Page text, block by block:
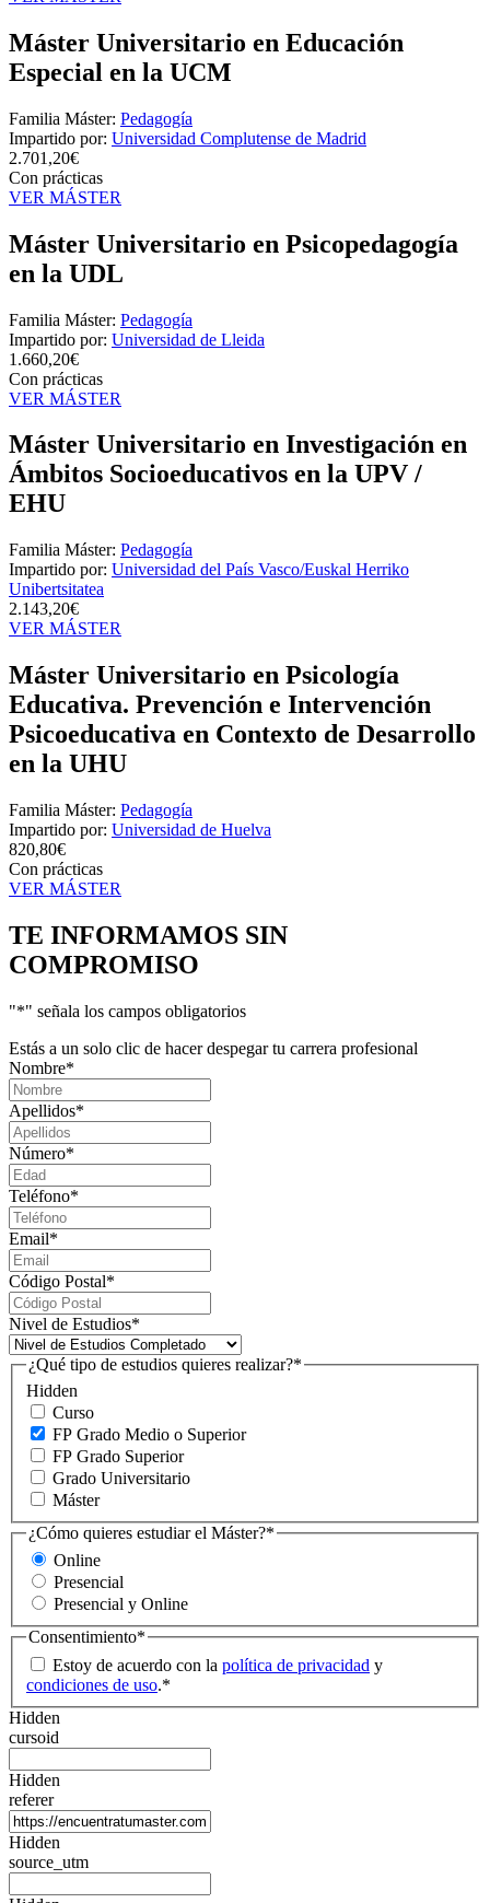
Máster Universitario en Educación
Especial en la UCM
Familia Máster: Pedagogía
Impartido por: Universidad Complutense de Madrid
2.701,20€
Con prácticas
VER MÁSTER
Máster Universitario en Psicopedagogía
en la UDL
Familia Máster: Pedagogía
Impartido por: Universidad de Lleida
1.660,20€
Con prácticas
VER MÁSTER
Máster Universitario en Investigación en
Ámbitos Socioeducativos en la UPV /
EHU
Familia Máster: Pedagogía
Impartido por: Universidad del País Vasco/Euskal Herriko
Unibertsitatea
2.143,20€
VER MÁSTER
Máster Universitario en Psicología
Educativa. Prevención e Intervención
Psicoeducativa en Contexto de Desarrollo
en la UHU
Familia Máster: Pedagogía
Impartido por: Universidad de Huelva
820,80€
Con prácticas
VER MÁSTER
TE INFORMAMOS SIN
COMPROMISO
"*" señala los campos obligatorios
Estás a un solo clic de hacer despegar tu carrera profesional
Nombre*
Apellidos*
Número*
Teléfono*
Email*
Código Postal*
Nivel de Estudios*
Hidden
¿Qué tipo de estudios quieres realizar?*
Curso
FP Grado Medio o Superior
FP Grado Superior
Grado Universitario
Máster
¿Cómo quieres estudiar el Máster?*
Online
Presencial
Presencial y Online
Consentimiento*
Estoy de acuerdo con la política de privacidad y
condiciones de uso.*
Hidden
cursoid
Hidden
referer
Hidden
source_utm